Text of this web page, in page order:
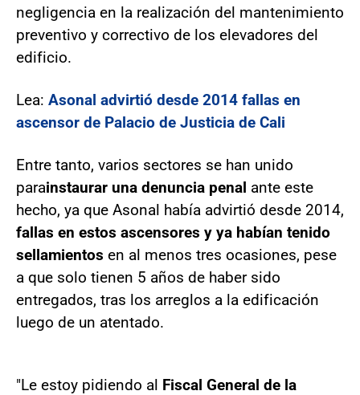
negligencia en la realización del mantenimiento
preventivo y correctivo de los elevadores del
edificio.
Lea: Asonal advirtió desde 2014 fallas en
ascensor de Palacio de Justicia de Cali
Entre tanto, varios sectores se han unido
parainstaurar una denuncia penal ante este
hecho, ya que Asonal había advirtió desde 2014,
fallas en estos ascensores y ya habían tenido
sellamientos en al menos tres ocasiones, pese
a que solo tienen 5 años de haber sido
entregados, tras los arreglos a la edificación
luego de un atentado.
"Le estoy pidiendo al Fiscal General de la